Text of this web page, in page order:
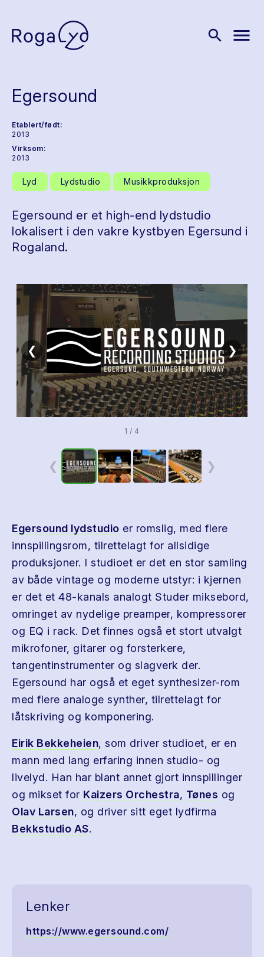
search menu
Egersound
Etablert/født:
2013
Virksom:
2013
Lyd Lydstudio Musikkproduksjon
Egersound er et high-end lydstudio
lokalisert i den vakre kystbyen Egersund i
Rogaland.
❮ ❯
1 / 4
❮ ❯
Egersound lydstudio er romslig, med flere
innspillingsrom, tilrettelagt for allsidige
produksjoner. I studioet er det en stor samling
av både vintage og moderne utstyr: i kjernen
er det et 48-kanals analogt Studer miksebord,
omringet av nydelige preamper, kompressorer
og EQ i rack. Det finnes også et stort utvalgt
mikrofoner, gitarer og forsterkere,
tangentinstrumenter og slagverk der.
Egersound har også et eget synthesizer-rom
med flere analoge synther, tilrettelagt for
låtskriving og komponering.
Eirik Bekkeheien, som driver studioet, er en
mann med lang erfaring innen studio- og
livelyd. Han har blant annet gjort innspillinger
og mikset for Kaizers Orchestra, Tønes og
Olav Larsen, og driver sitt eget lydfirma
Bekkstudio AS.
Lenker
https://www.egersound.com/